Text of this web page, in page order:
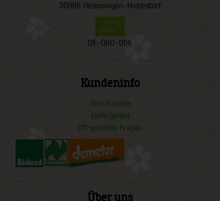
30966 Hemmingen-Hiddestorf
DE-ÖKO-006
Kundeninfo
Ihre Vorteile
Liefergebiet
Oft gestellte Fragen
Über uns